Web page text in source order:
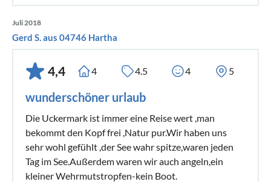
Juli 2018
Gerd S. aus 04746 Hartha
4,4 4 4.5 4 5
wunderschöner urlaub
Die Uckermark ist immer eine Reise wert ,man
bekommt den Kopf frei ,Natur pur.Wir haben uns
sehr wohl gefühlt ,der See wahr spitze,waren jeden
Tag im See.Außerdem waren wir auch angeln,ein
kleiner Wehrmutstropfen-kein Boot.